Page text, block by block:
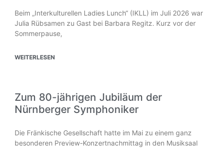
Beim „Interkulturellen Ladies Lunch“ (IKLL) im Juli 2026 war
Julia Rübsamen zu Gast bei Barbara Regitz. Kurz vor der
Sommerpause,
WEITERLESEN
Zum 80-jährigen Jubiläum der
Nürnberger Symphoniker
Die Fränkische Gesellschaft hatte im Mai zu einem ganz
besonderen Preview-Konzertnachmittag in den Musiksaal